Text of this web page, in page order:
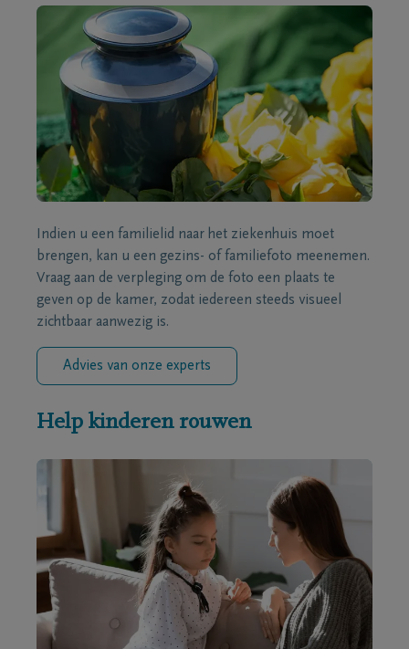
Indien u een familielid naar het ziekenhuis moet
brengen, kan u een gezins- of familiefoto meenemen.
Vraag aan de verpleging om de foto een plaats te
geven op de kamer, zodat iedereen steeds visueel
zichtbaar aanwezig is.
Advies van onze experts
Help kinderen rouwen